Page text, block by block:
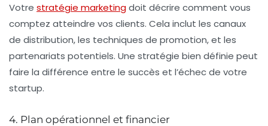
Votre stratégie marketingdoit décrire comment vous
comptez atteindre vos clients. Cela inclut les canaux
de distribution, les techniques de promotion, et les
partenariats potentiels. Une stratégie bien définie peut
faire la différence entre le succès et l’échec de votre
startup.
4. Plan opérationnel et financier